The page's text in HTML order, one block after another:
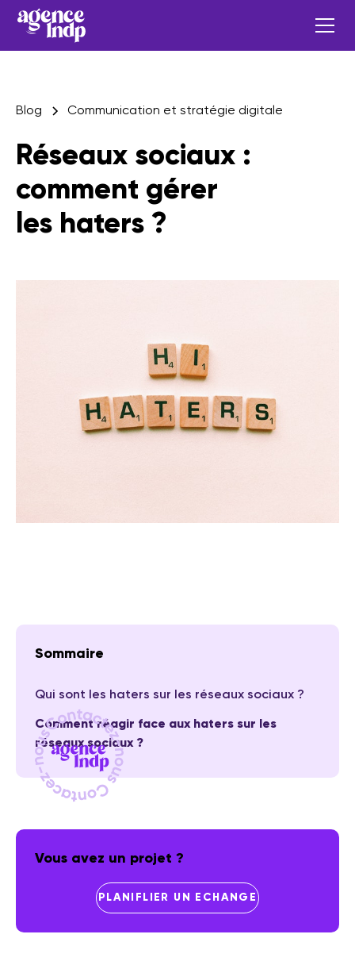
Blog Communication et stratégie digitale
Réseaux sociaux :
comment gérer
les haters ?
Sommaire
Qui sont les haters sur les réseaux sociaux ?
Comment réagir face aux haters sur les
réseaux sociaux ?
Vous avez un projet ?
PLANIFLIER UN ECHANGE